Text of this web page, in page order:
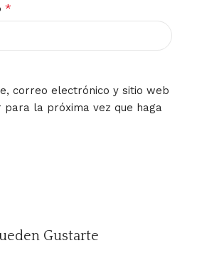
*
correo electrónico y sitio web
para la próxima vez que haga
Gustarte